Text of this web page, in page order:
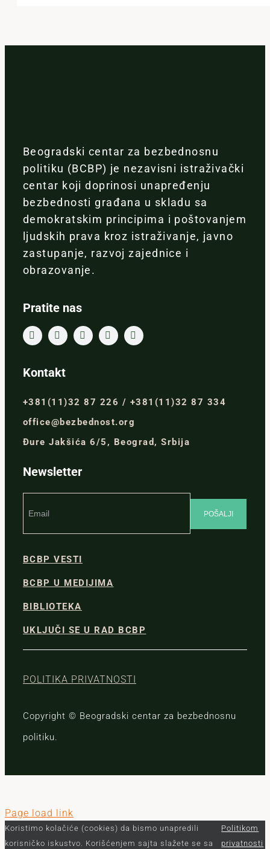
Beogradski centar za bezbednosnu
politiku (BCBP) je nezavisni istraživački
centar koji doprinosi unapređenju
bezbednosti građana u skladu sa
demokratskim principima i poštovanjem
ljudskih prava kroz istraživanje, javno
zastupanje, razvoj zajednice i
obrazovanje.
Pratite nas
Kontakt
+381(11)32 87 226 / +381(11)32 87 334
office@bezbednost.org
Đure Jakšića 6/5, Beograd, Srbija
Newsletter
BCBP VESTI
BCBP U MEDIJIMA
BIBLIOTEKA
UKLJUČI SE U RAD BCBP
POLITIKA PRIVATNOSTI
Copyright © Beogradski centar za bezbednosnu
politiku.
Page load link
Koristimo kolačiće (cookies) da bismo unapredili
korisničko iskustvo. Korišćenjem sajta slažete se sa
Politikom
privatnosti